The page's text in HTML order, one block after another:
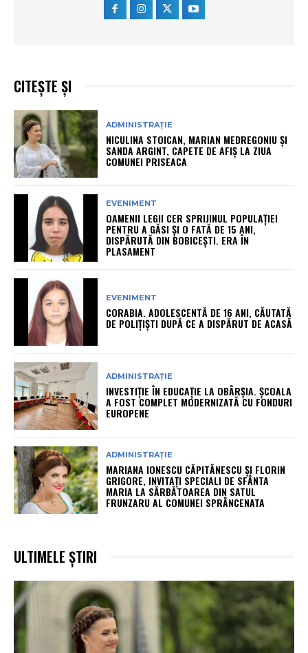
CITEȘTE ȘI
ADMINISTRAȚIE
NICULINA STOICAN, MARIAN MEDREGONIU ȘI
SANDA ARGINT, CAPETE DE AFIȘ LA ZIUA
COMUNEI PRISEACA
EVENIMENT
OAMENII LEGII CER SPRIJINUL POPULAȚIEI
PENTRU A GĂSI ȘI O FATĂ DE 15 ANI,
DISPĂRUTĂ DIN BOBICEȘTI. ERA ÎN
PLASAMENT
EVENIMENT
CORABIA. ADOLESCENTĂ DE 16 ANI, CĂUTATĂ
DE POLIȚIȘTI DUPĂ CE A DISPĂRUT DE ACASĂ
ADMINISTRAȚIE
INVESTIȚIE ÎN EDUCAȚIE LA OBÂRȘIA. ȘCOALA
A FOST COMPLET MODERNIZATĂ CU FONDURI
EUROPENE
ADMINISTRAȚIE
MARIANA IONESCU CĂPITĂNESCU ȘI FLORIN
GRIGORE, INVITAȚI SPECIALI DE SFÂNTA
MARIA LA SĂRBĂTOAREA DIN SATUL
FRUNZARU AL COMUNEI SPRÂNCENATA
ULTIMELE ȘTIRI